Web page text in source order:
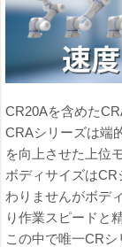
CR20Aを含めた
CRAシリーズは端
を向上させた上位
ボディサイズは
わりませんがボデ
り作業スピードと
この中で唯一CR